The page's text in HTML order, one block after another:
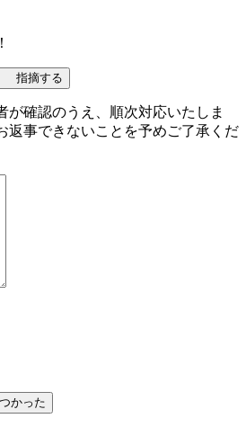
指摘する
が確認のうえ、順次対応いたしま
返事できないことを予めご了承くだ
かった